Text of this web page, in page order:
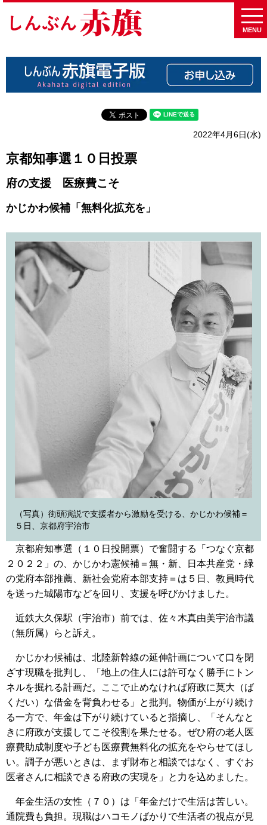
MENU
2022年4月6日(水)
京都知事選１０日投票
府の支援 医療費こそ
かじかわ候補「無料化拡充を」
（写真）街頭演説で支援者から激励を受ける、かじかわ候補＝
５日、京都府宇治市
京都府知事選（１０日投開票）で奮闘する「つなぐ京都
２０２２」の、かじかわ憲候補＝無・新、日本共産党・緑
の党府本部推薦、新社会党府本部支持＝は５日、教員時代
を送った城陽市などを回り、支援を呼びかけました。
近鉄大久保駅（宇治市）前では、佐々木真由美宇治市議
（無所属）らと訴え。
かじかわ候補は、北陸新幹線の延伸計画について口を閉
ざす現職を批判し、「地上の住人には許可なく勝手にトン
ネルを掘れる計画だ。ここで止めなければ府政に莫大（ば
くだい）な借金を背負わせる」と批判。物価が上がり続け
る一方で、年金は下がり続けていると指摘し、「そんなと
きに府政が支援してこそ役割を果たせる。ぜひ府の老人医
療費助成制度や子ども医療費無料化の拡充をやらせてほし
い。調子が悪いときは、まず財布と相談ではなく、すぐお
医者さんに相談できる府政の実現を」と力を込めました。
年金生活の女性（７０）は「年金だけで生活は苦しい。
通院費も負担。現職はハコモノばかりで生活者の視点が見